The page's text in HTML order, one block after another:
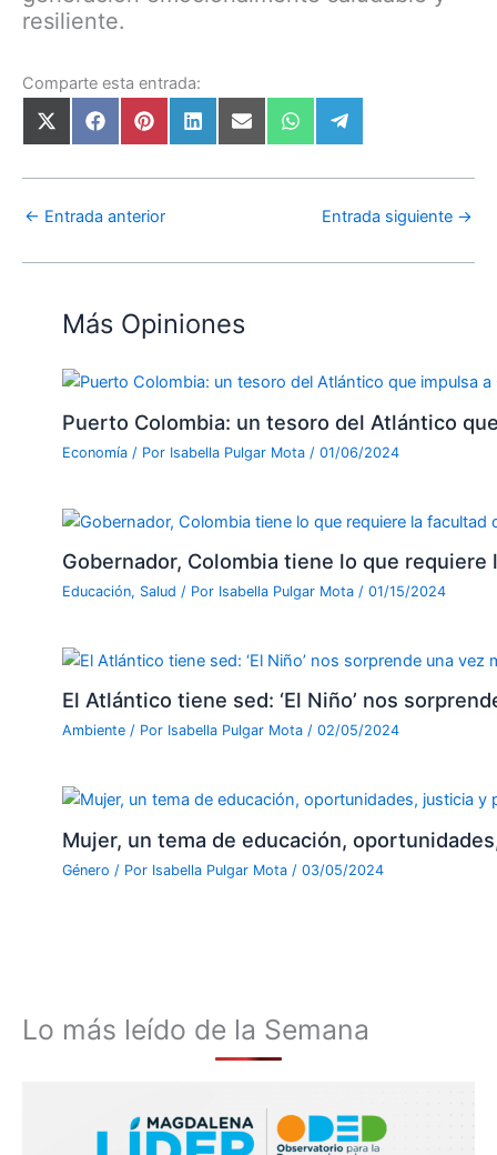
resiliente.
Comparte esta entrada:
← Entrada anterior Entrada siguiente →
Más Opiniones
Puerto Colombia: un tesoro del Atlántico
Economía / Por Isabella Pulgar Mota /01/06/2024
Gobernador, Colombia tiene lo que
Educación, Salud / Por Isabella Pulgar Mota/01/15/2024
El Atlántico tiene sed: ‘El Niño’ nos
Ambiente / Por Isabella Pulgar Mota/02/05/2024
Mujer, un tema de educación,
Género / Por Isabella Pulgar Mota /03/05/2024
Lo más leído de la Semana